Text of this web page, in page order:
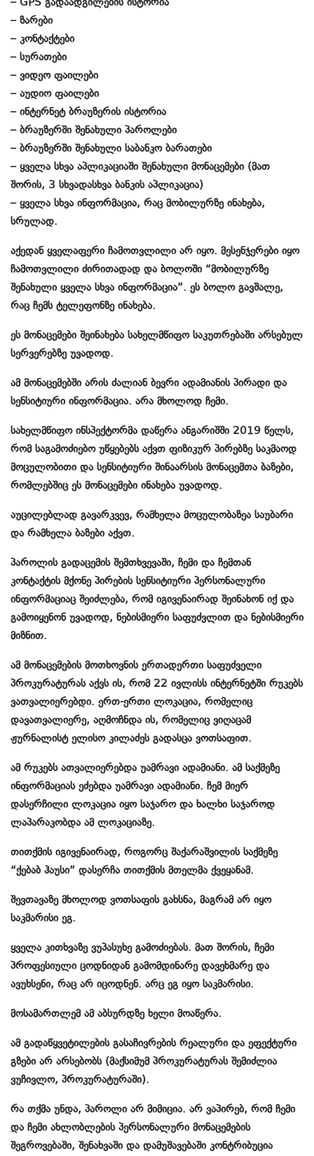
– ზარები
– კონტაქტები
– სურათები
– ვიდეო ფაილები
– აუდიო ფაილები
– ინტერნეტ ბრაუზერის ისტორია
– ბრაუზერში შენახული პაროლები
– ბრაუზერში შენახული საბანკო ბარათები
– ყველა სხვა აპლიკაციაში შენახული მონაცემები (მათ
შორის, 3 სხვადასხვა ბანკის აპლიკაცია)
– ყველა სხვა ინფორმაცია, რაც მობილურზე ინახება,
სრულად.
აქედან ყველაფერი ჩამოთვლილი არ იყო. მესენჯერები იყო
ჩამოთვლილი ძირითადად და ბოლოში “მობილურზე
შენახული ყველა სხვა ინფორმაცია”. ეს ბოლო გავშალე,
რაც ჩემს ტელეფონზე ინახება.
ეს მონაცემები შეინახება სახელმწიფო საკუთრებაში არსებულ
სერვერებზე უვადოდ.
ამ მონაცემებში არის ძალიან ბევრი ადამიანის პირადი და
სენსიტიური ინფორმაცია. არა მხოლოდ ჩემი.
სახელმწიფო ინსპექტორმა დაწერა ანგარიშში 2019 წელს,
რომ საგამოძიებო უწყებებს აქვთ ფიზიკურ პირებზე საკმაოდ
მოცულობითი და სენსიტიური შინაარსის მონაცემთა ბაზები,
რომლებშიც ეს მონაცემები ინახება უვადოდ.
აუცილებლად გავარკვევ, რამხელა მოცულობაზეა საუბარი
და რამხელა ბაზები აქვთ.
პაროლის გადაცემის შემთხვევაში, ჩემი და ჩემთან
კონტაქტის მქონე პირების სენსიტიური პერსონალური
ინფორმაციაც შეიძლება, რომ იგივენაირად შეინახონ იქ და
გამოიყენონ უვადოდ, ნებისმიერი საფუძვლით და ნებისმიერი
მიზნით.
ამ მონაცემების მოთხოვნის ერთადერთი საფუძველი
პროკურატურას აქვს ის, რომ 22 ივლისს ინტერნეტში რუკებს
ვათვალიერებდი. ერთ-ერთი ლოკაცია, რომელიც
დავათვალიერე, აღმოჩნდა ის, რომელიც ვიღაცამ
ჟურნალისტ ელისო კილაძეს გადასცა ვოთსაფით.
ამ რუკებს ათვალიერებდა უამრავი ადამიანი. ამ საქმეზე
ინფორმაციას ეძებდა უამრავი ადამიანი. ჩემ მიერ
დასერჩილი ლოკაცია იყო საჯარო და ხალხი საჯაროდ
ლაპარაკობდა ამ ლოკაციაზე.
თითქმის იგივენაირად, როგორც შაქარაშვილის საქმეზე
“ქებაბ ჰაუსი” დასერჩა თითქმის მთელმა ქვეყანამ.
შევთავაზე მხოლოდ ვოთსაფის გახსნა, მაგრამ არ იყო
საკმარისი ეგ.
ყველა კითხვაზე ვუპასუხე გამოძიებას. მათ შორის, ჩემი
პროფესიული ცოდნიდან გამომდინარე დავეხმარე და
ავუხსენი, რაც არ იცოდნენ. არც ეგ იყო საკმარისი.
მოსამართლემ ამ აბსურდზე ხელი მოაწერა.
ამ გადაწყვეტილების გასაჩივრების რეალური და ეფექტური
გზები არ არსებობს (მაქსიმუმ პროკურატურას შემიძლია
ვუჩივლო, პროკურატურაში).
რა თქმა უნდა, პაროლი არ მიმიცია. არ ვაპირებ, რომ ჩემი
და ჩემი ახლობლების პერსონალური მონაცემების
შეგროვებაში, შენახვაში და დამუშავებაში კონტრიბუცია